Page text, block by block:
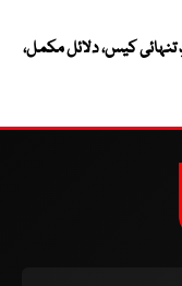
تنہائی کیس، دلائل مکمل،